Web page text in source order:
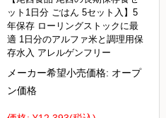
ット1日分 ごはん 5セット入】5
年保存 ローリングストックに最
適 1日分のアルファ米と調理用保
存水入 アレルゲンフリー
メーカー希望小売価格: オープ
ン価格